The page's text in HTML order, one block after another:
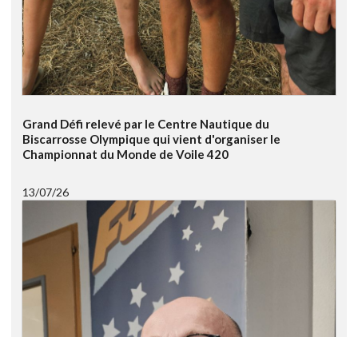
Grand Défi relevé par le Centre Nautique du
Biscarrosse Olympique qui vient d'organiser le
Championnat du Monde de Voile 420
13/07/26